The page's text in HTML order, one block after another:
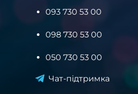
093 730 53 00
098 730 53 00
050 730 53 00
Чат-підтримка